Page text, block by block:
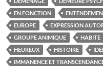
EN FONCTION
EUROPE
EXPRESSION
GROUPE ANIMIQUE
HABITE
HEUREUX
HISTOIRE
IMMANENCE ET